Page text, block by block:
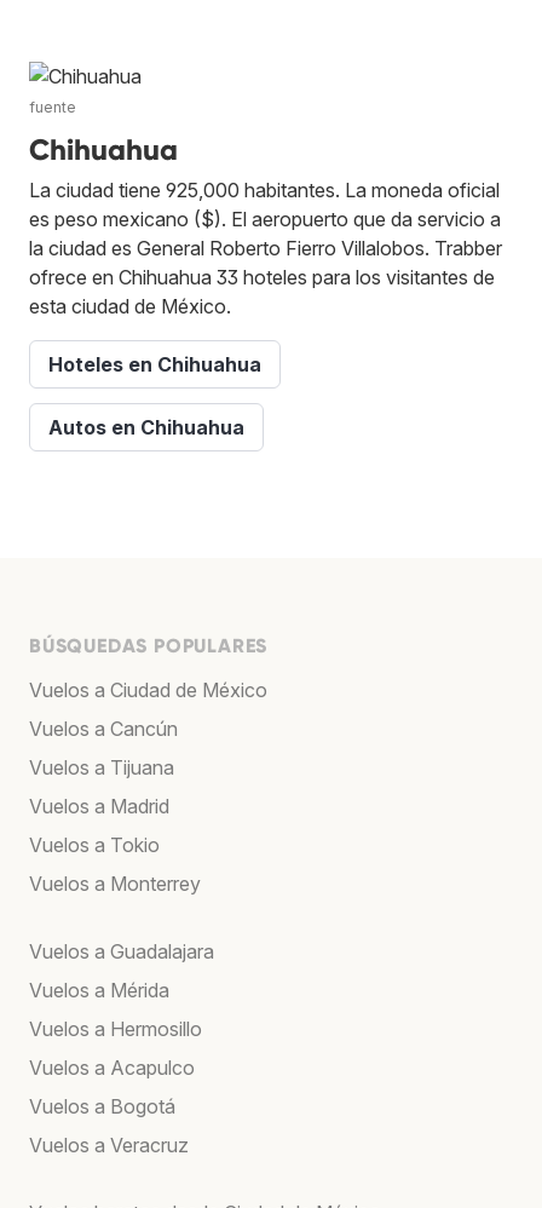
fuente
Chihuahua
La ciudad tiene 925,000 habitantes. La moneda oficial
es peso mexicano ($). El aeropuerto que da servicio a
la ciudad es General Roberto Fierro Villalobos. Trabber
ofrece en Chihuahua 33 hoteles para los visitantes de
esta ciudad de México.
Hoteles en Chihuahua
Autos en Chihuahua
BÚSQUEDAS POPULARES
Vuelos a Ciudad de México
Vuelos a Cancún
Vuelos a Tijuana
Vuelos a Madrid
Vuelos a Tokio
Vuelos a Monterrey
Vuelos a Guadalajara
Vuelos a Mérida
Vuelos a Hermosillo
Vuelos a Acapulco
Vuelos a Bogotá
Vuelos a Veracruz